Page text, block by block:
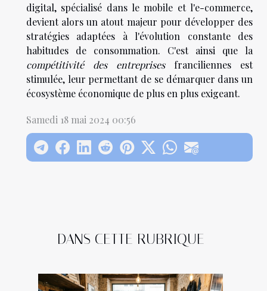
DANS CETTE RUBRIQUE
digital, spécialisé dans le mobile et l'e-commerce,
devient alors un atout majeur pour développer des
stratégies adaptées à l'évolution constante des
habitudes de consommation. C'est ainsi que la
compétitivité des entreprisesfranciliennes est
stimulée, leur permettant de se démarquer dans un
écosystème économique de plus en plus exigeant.
Samedi 18 mai 2024 00:56